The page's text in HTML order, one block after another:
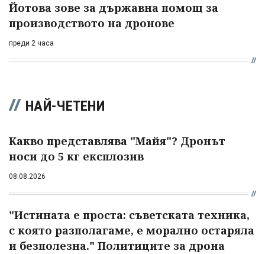
Йотова зове за държавна помощ за
производството на дронове
преди 2 часа
НАЙ-ЧЕТЕНИ
Какво представлява "Майя"? Дронът
носи до 5 кг експлозив
08.08.2026
"Истината е проста: съветската техника,
с която разполагаме, е морално остаряла
и безполезна." Политиците за дрона